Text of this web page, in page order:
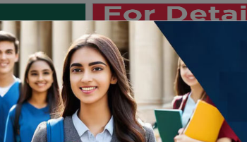
International University University College